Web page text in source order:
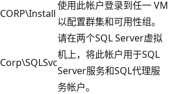
CORP\Install
使用此帐户登录到任一 VM
以配置群集和可用性组。
Corp\SQLSvc
请在两个SQL Server虚拟
机上，将此帐户用于SQL
Server服务和SQL代理服
务帐户。